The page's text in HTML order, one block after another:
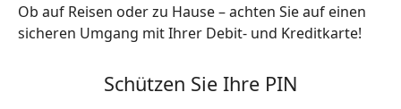
Ob auf Reisen oder zu Hause – achten Sie auf einen
sicheren Umgang mit Ihrer Debit- und Kreditkarte!
Schützen Sie Ihre PIN